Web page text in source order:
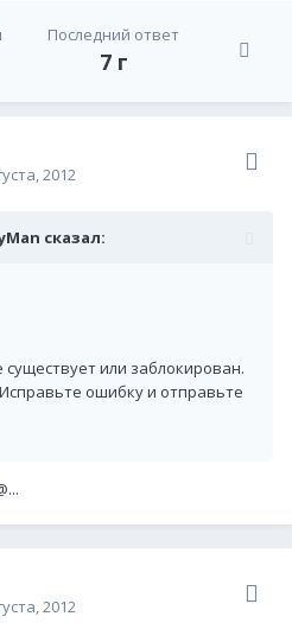
Последний ответ
7 г
2012
сказал:
или заблокирован.
ошибку и отправьте
2012